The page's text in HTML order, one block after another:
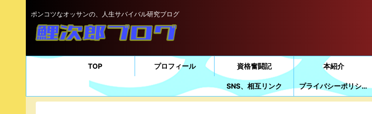
ポンコツなオッサンの、人生サバイバル研究ブログ
TOP プロフィール 資格奮闘記 本紹介
SNS、相互リンク プライバシーポリシー